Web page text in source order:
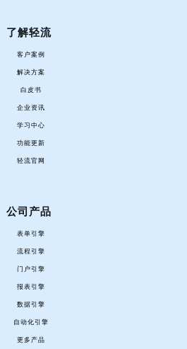
了解轻流
客户案例
解决方案
白皮书
企业资讯
学习中心
功能更新
轻流官网
公司产品
表单引擎
流程引擎
门户引擎
报表引擎
数据引擎
自动化引擎
更多产品